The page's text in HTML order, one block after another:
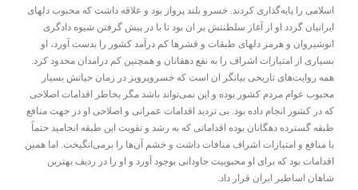
اسلامی را پایه‌گذاری کردند. خسرو بلند پرواز بود و علاقه داشت که محبوب دلهای
ایرانیان گردد او از آغاز سلطنتش بر ان بود تا با در پیش گرفتن شیوه دادگری
انوشیروان و هرمز دلهای طبقات و قشرها کم درآمد کشور را بدست آورد، او
بسیاری از امتیازات اشراف را به نفع دهقانان و همچنین کم درامدان محدود کرد.
همه روایت‌های تاریخی بیانگر ان است که خسروپرویز در زمان حیاتش بسیار
محبوب عوام مردم کشور بوده و این نمی‌تواند باشد مگر بخاطر اقدامات اصلاحی
که در کشور انجام داده بود. بی تردید اقدامات عمرانی و اصلاحی او در جهت منافع
طبقه گسترده دهگانان بوده اقداماتی که به رشد و تقویت این طبقه انجامید حتماً
با منافع و امتیازات اشراف منافات داشت و خشم آن‌ها را برمی‌انگیخت. اما همین
اقدامات بود که برای او محبوبیت جاودانی بوجود آورد و او را در ردیف بهترین
شاهان اساطیر ایران قرار داد.